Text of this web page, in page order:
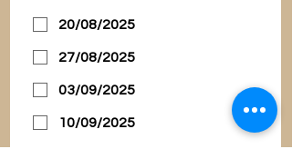
20/08/2025
27/08/2025
03/09/2025
10/09/2025